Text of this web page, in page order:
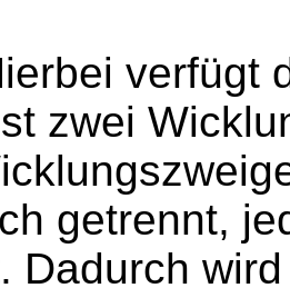
verfügt
zwei
getrennt,
Dadurch